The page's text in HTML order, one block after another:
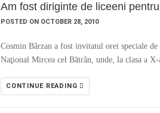
Am fost diriginte de liceeni
POSTED ON OCTOBER 28, 2010
Cosmin Bârzan a fost invitatul orei speciale
Naţional Mircea cel Bătrân, unde, la clasa a
CONTINUE READING